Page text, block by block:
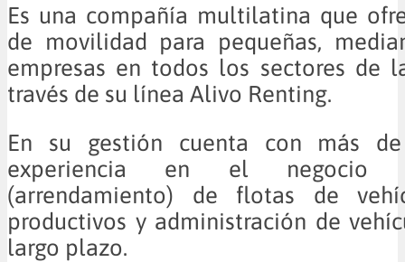
Es una compañía multilatina que
de movilidad para pequeñas,
empresas en todos los sectores de
través de su línea Alivo Renting.
En su gestión cuenta con más
experiencia en el negocio
(arrendamiento) de flotas de
productivos y administración de
largo plazo.